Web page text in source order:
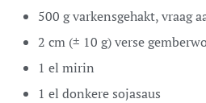
500 gvarkensgehakt,vraag
2 cm (± 10 g) verse
1 el mirin
1 el donkere sojasaus